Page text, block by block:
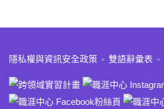
:::
隱私權與資訊安全政策 雙語辭彙表